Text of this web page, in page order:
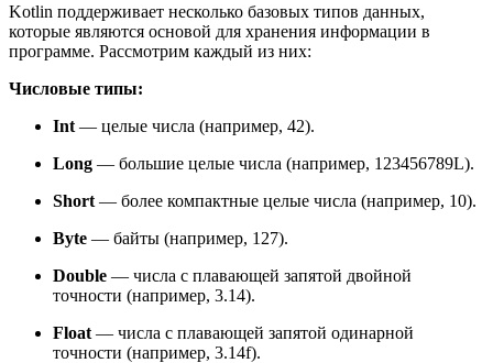
Kotlin поддерживает несколько базовых типов данных,
которые являются основой для хранения информации в
программе. Рассмотрим каждый из них:
Числовые типы:
Int — целые числа (например, 42).
Long — большие целые числа (например, 123456789L).
Short — более компактные целые числа (например, 10).
Byte — байты (например, 127).
Double — числа с плавающей запятой двойной
точности (например, 3.14).
Float — числа с плавающей запятой одинарной
точности (например, 3.14f).